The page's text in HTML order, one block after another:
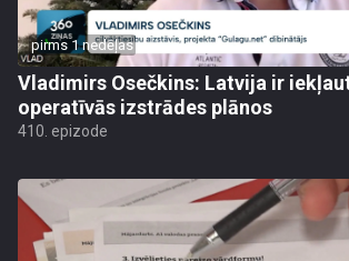
pirms 1 nedēļas
Vladimirs Osečkins: Latvija ir
operatīvās izstrādes plānos
410. epizode